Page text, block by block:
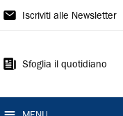
La
Ferrara
Iscriviti alle Newsletter
Sfoglia il quotidiano